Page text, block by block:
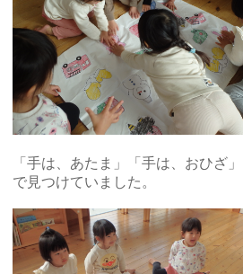
「手は、あたま」「手は、おひざ
で見つけていました。